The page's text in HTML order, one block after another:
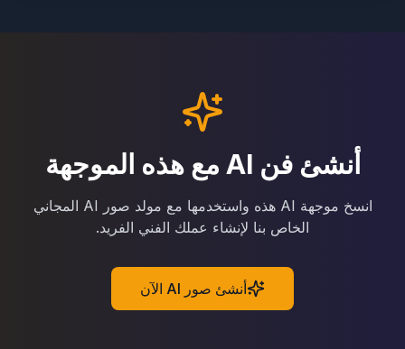
أنشئ فن AI مع هذه الموجهة
انسخ موجهة AI هذه واستخدمها مع مولد صور AI المجاني
الخاص بنا لإنشاء عملك الفني الفريد.
أنشئ صور AI الآن